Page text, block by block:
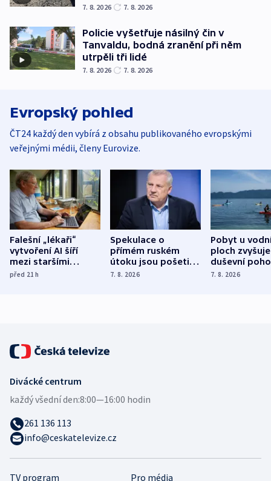
7. 8. 2026 7. 8. 2026
Policie vyšetřuje násilný čin v
Tanvaldu, bodná zranění při něm
utrpěli tři lidé
7. 8. 2026 7. 8. 2026
Evropský pohled
ČT24 každý den vybírá z obsahu publikovaného evropskými
veřejnými médii, členy Eurovize.
Falešní „lékaři“
vytvoření AI šíří
mezi staršími
Poláky nebezpečné
před 21h
Spekulace o
přímém ruském
útoku jsou pošetilé,
míní estonský
7. 8. 2026
Pobyt u
ploch zvyšuje
duševní
ukázala
7. 8. 2026
TV program Pro média
Divácké centrum
každý všední den:8:00—16:00 hodin
261 136 113
info@ceskatelevize.cz